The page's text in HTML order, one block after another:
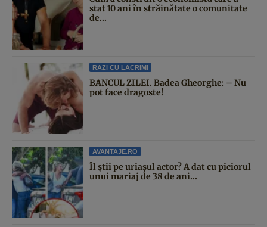
stat 10 ani în străinătate o comunitate
de...
RAZI CU LACRIMI
BANCUL ZILEI. Badea Gheorghe: – Nu
pot face dragoste!
AVANTAJE.RO
Îl știi pe uriașul actor? A dat cu piciorul
unui mariaj de 38 de ani...